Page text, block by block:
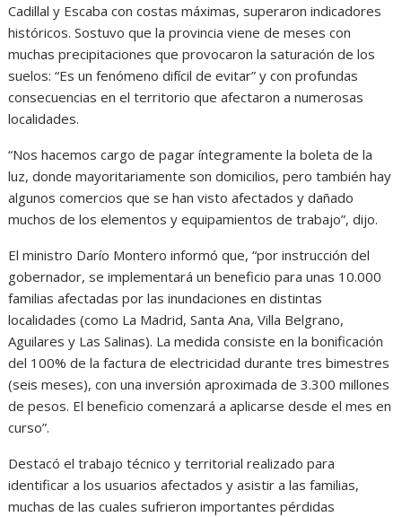
Cadillal y Escaba con costas máximas, superaron indicadores
históricos. Sostuvo que la provincia viene de meses con
muchas precipitaciones que provocaron la saturación de los
suelos: “Es un fenómeno difícil de evitar” y con profundas
consecuencias en el territorio que afectaron a numerosas
localidades.
“Nos hacemos cargo de pagar íntegramente la boleta de la
luz, donde mayoritariamente son domicilios, pero también hay
algunos comercios que se han visto afectados y dañado
muchos de los elementos y equipamientos de trabajo”, dijo.
El ministro Darío Montero informó que, “por instrucción del
gobernador, se implementará un beneficio para unas 10.000
familias afectadas por las inundaciones en distintas
localidades (como La Madrid, Santa Ana, Villa Belgrano,
Aguilares y Las Salinas). La medida consiste en la bonificación
del 100% de la factura de electricidad durante tres bimestres
(seis meses), con una inversión aproximada de 3.300 millones
de pesos. El beneficio comenzará a aplicarse desde el mes en
curso”.
Destacó el trabajo técnico y territorial realizado para
identificar a los usuarios afectados y asistir a las familias,
muchas de las cuales sufrieron importantes pérdidas